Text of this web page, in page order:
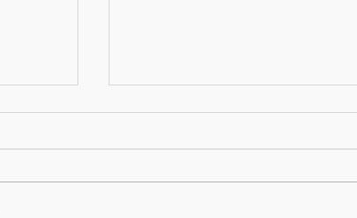
Krampus